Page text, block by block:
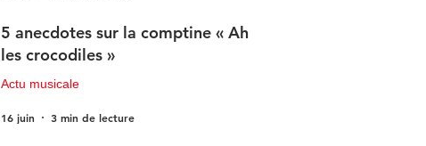
5 anecdotes sur la comptine « Ah
les crocodiles »
Actu musicale
16 juin 3 min de lecture